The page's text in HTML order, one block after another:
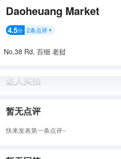
Daoheuang Market
4.5分 2条点评 
No.38 Rd, 百细 老挝
达人实拍
暂无点评
快来发表第一条点评~